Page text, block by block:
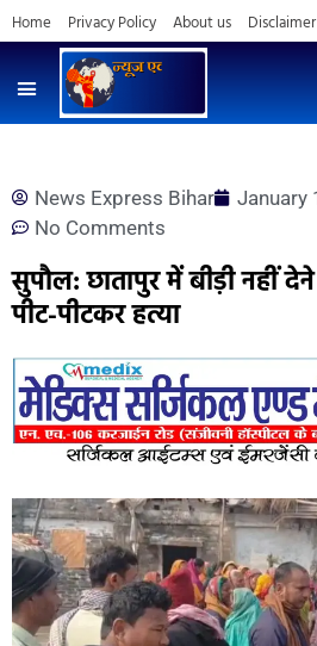
Home Privacy Policy About us Disclaimer
News Express Bihar January
No Comments
सुपौल: छातापुर में बीड़ी नहीं
पीट-पीटकर हत्या